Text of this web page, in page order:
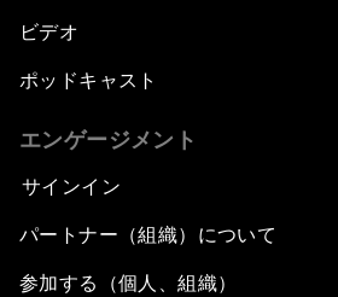
ビデオ
ポッドキャスト
エンゲージメント
サインイン
パートナー（組織）について
参加する（個人、組織）